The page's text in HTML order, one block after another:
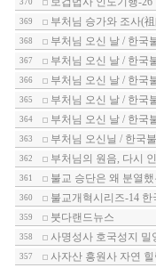
370
369 부처님 승가와 조사(
368 부처님 오신 날 / 한국
367 부처님 오신 날 / 한국
366 부처님 오신 날 / 한국
365 부처님 오신 날 / 한국
364 부처님 오신 날 / 한국
363 부처님 오신닐 / 한국
362 부처님의 원음, 다시
361 불교 승단은 왜 분열했
360 불교개혁시리즈-14
359 붓다랜드뉴스
358 사명성사 호국성지 밀
357 사자산 흥원사 자연